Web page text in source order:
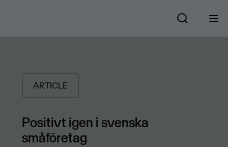
ARTICLE
Positivt igen i svenska
småföretag